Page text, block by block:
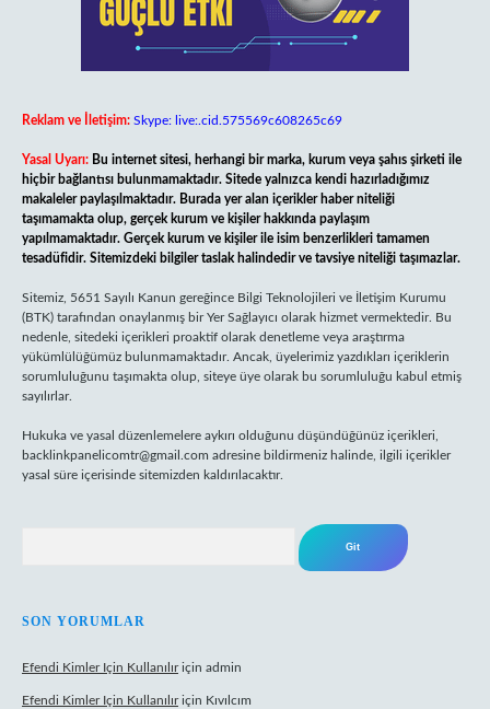
Reklam ve İletişim: Skype: live:.cid.575569c608265c69
Yasal Uyarı: Bu internet sitesi, herhangi bir marka, kurum veya şahıs şirketi ile
hiçbir bağlantısı bulunmamaktadır. Sitede yalnızca kendi hazırladığımız
makaleler paylaşılmaktadır. Burada yer alan içerikler haber niteliği
taşımamakta olup, gerçek kurum ve kişiler hakkında paylaşım
yapılmamaktadır. Gerçek kurum ve kişiler ile isim benzerlikleri tamamen
tesadüfidir. Sitemizdeki bilgiler taslak halindedir ve tavsiye niteliği taşımazlar.
Sitemiz, 5651 Sayılı Kanun gereğince Bilgi Teknolojileri ve İletişim Kurumu
(BTK) tarafından onaylanmış bir Yer Sağlayıcı olarak hizmet vermektedir. Bu
nedenle, sitedeki içerikleri proaktif olarak denetleme veya araştırma
yükümlülüğümüz bulunmamaktadır. Ancak, üyelerimiz yazdıkları içeriklerin
sorumluluğunu taşımakta olup, siteye üye olarak bu sorumluluğu kabul etmiş
sayılırlar.
Hukuka ve yasal düzenlemelere aykırı olduğunu düşündüğünüz içerikleri,
backlinkpanelicomtr@gmail.com adresine bildirmeniz halinde, ilgili içerikler
yasal süre içerisinde sitemizden kaldırılacaktır.
SON YORUMLAR
Efendi Kimler Için Kullanılıriçin admin
Efendi Kimler Için Kullanılıriçin Kıvılcım